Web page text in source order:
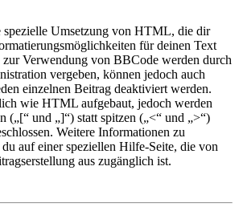
spezielle Umsetzung von HTML, die dir
für deinen Text
Verwendung von BBCode werden durch
vergeben, können jedoch auch
einzelnen Beitrag deaktiviert werden.
wie HTML aufgebaut, jedoch werden
(„[“ und „]“) statt spitzen („<“ und „>“)
Weitere Informationen zu
auf einer speziellen Hilfe-Seite, die von
aus zugänglich ist.